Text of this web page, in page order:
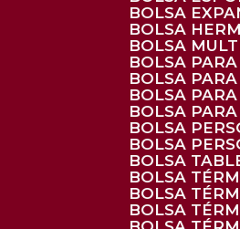
BOLSA
BOLSA
BOLSA
BOLSA
BOLSA
BOLSA
BOLSA
BOLSA
BOLSA
BOLSA
BOLSA
BOLSA
BOLSA